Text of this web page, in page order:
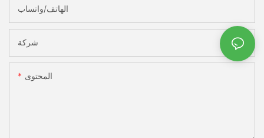
الهاتف/واتساب
شركة
المحتوى